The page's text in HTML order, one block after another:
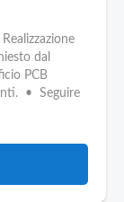
dal
PCB
• Seguire